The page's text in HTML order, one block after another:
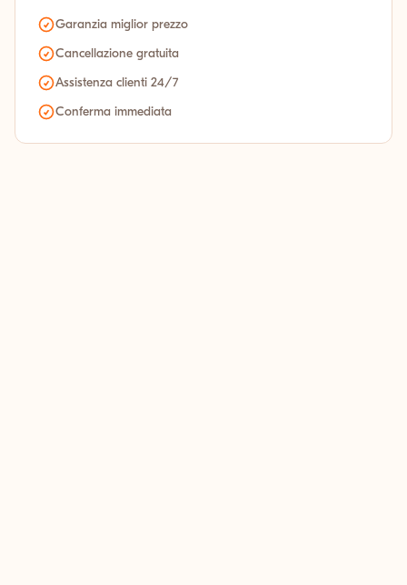
Garanzia miglior prezzo
Cancellazione gratuita
Assistenza clienti 24/7
Conferma immediata